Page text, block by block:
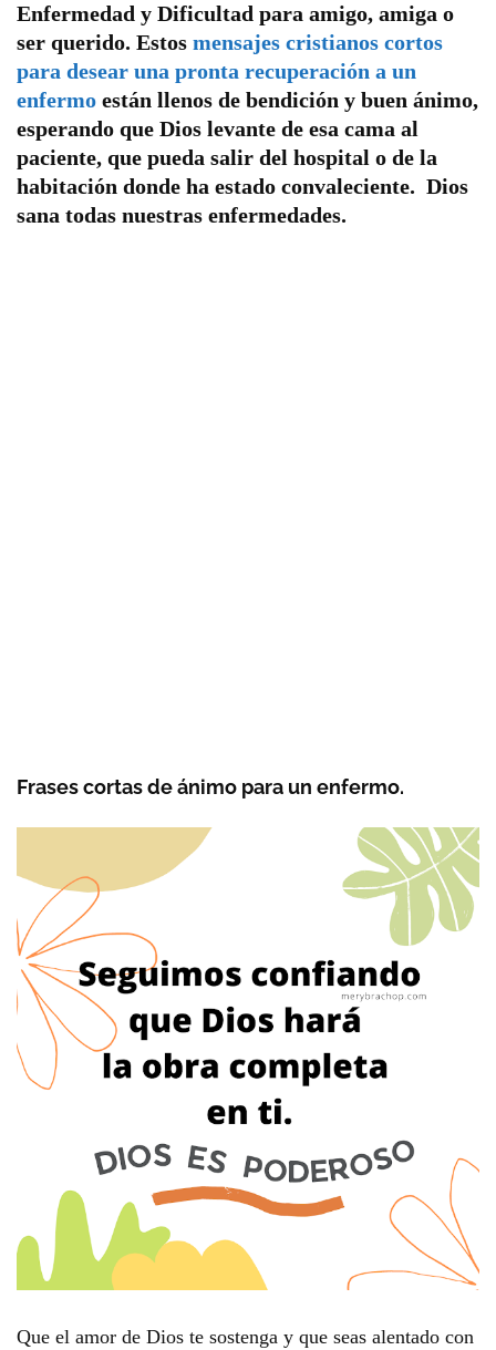
Enfermedad y Dificultad para amigo, amiga o
ser querido. Estos mensajes cristianos cortos
para desear una pronta recuperación a un
enfermo están llenos de bendición y buen ánimo,
esperando que Dios levante de esa cama al
paciente, que pueda salir del hospital o de la
habitación donde ha estado convaleciente. Dios
sana todas nuestras enfermedades.
Frases cortas de ánimo para un enfermo.
Que el amor de Dios te sostenga y que seas alentado con